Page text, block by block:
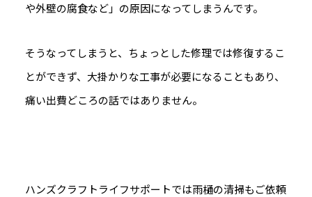
や外壁の腐食など」の原因になってしまうんです。
そうなってしまうと、ちょっとした修理では修復するこ
とができず、大掛かりな工事が必要になることもあり、
痛い出費どころの話ではありません。
ハンズクラフトライフサポートでは雨樋の清掃もご依頼